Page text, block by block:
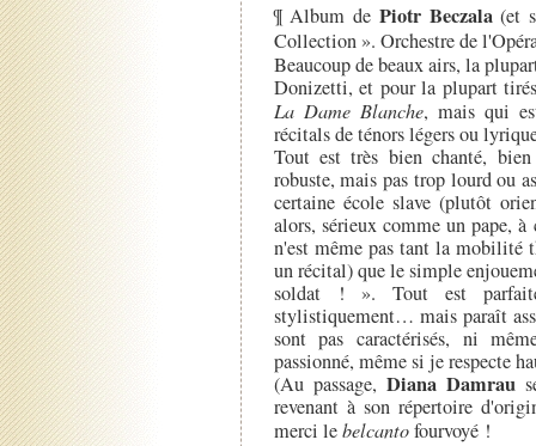
¶ Album de Piotr Beczala(et
Collection ». Orchestre de
Beaucoup de beaux airs, la
Donizetti, et pour la plupart
La Dame Blanche, mais qui
récitals de ténors légers ou
Tout est très bien chanté,
robuste, mais pas trop lourd ou
certaine école slave (plutôt
alors, sérieux comme un pape,
n'est même pas tant la mobilité
un récital) que le simple
soldat ! ». Tout est
stylistiquement… mais paraît
sont pas caractérisés, ni
passionné, même si je respecte
(Au passage, Diana Damrau
revenant à son répertoire
merci lebelcantofourvoyé !